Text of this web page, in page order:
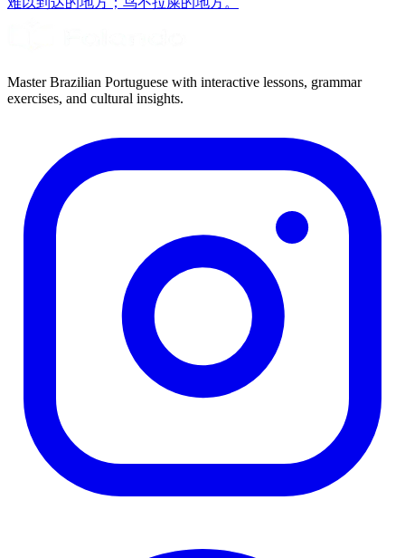
Master Brazilian Portuguese with interactive lessons, grammar
exercises, and cultural insights.